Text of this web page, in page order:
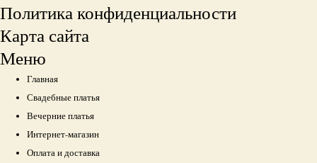
Политика конфиденциальности
Карта сайта
Меню
Главная
Свадебные платья
Вечерние платья
Интернет-магазин
Оплата и доставка